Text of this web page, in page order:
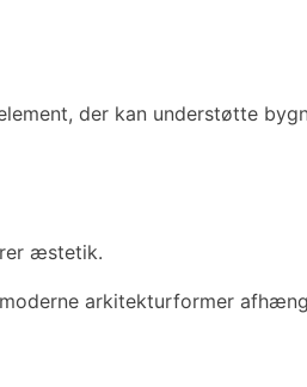
der kan understøtte
æstetik.
arkitekturformer